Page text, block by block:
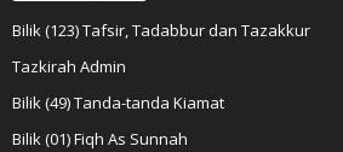
Bilik (123) Tafsir, Tadabbur dan Tazakkur
Tazkirah Admin
Bilik (49) Tanda-tanda Kiamat
Bilik (01) Fiqh As Sunnah